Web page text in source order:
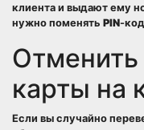
клиента и выдают ему
нужно поменять PIN-
Отменить
карты на
Если вы случайно